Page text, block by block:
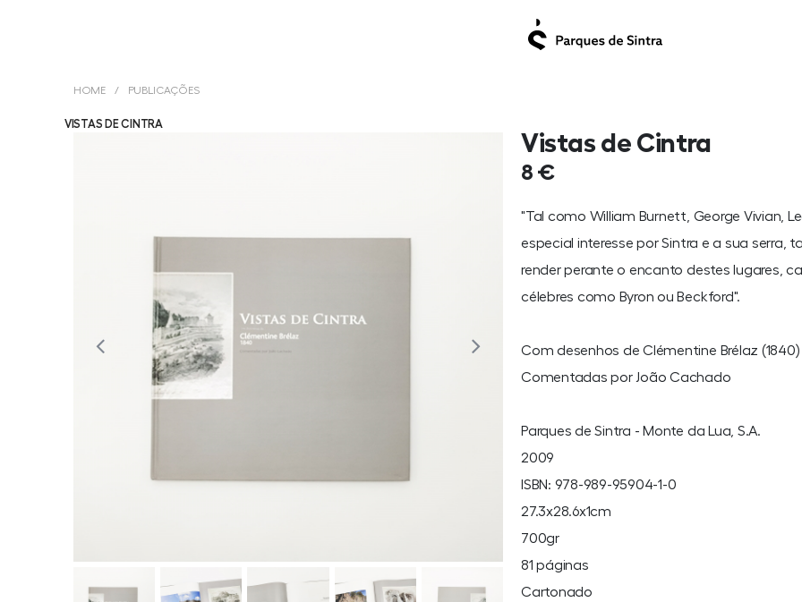
HOME PUBLICAÇÕES
VISTAS DE CINTRA
Vistas de Cintra
8 €
"Tal como William Burnett, George Vivian,
especial interesse por Sintra e a sua serra,
render perante o encanto destes lugares,
célebres como Byron ou Beckford".
Com desenhos de Clémentine Brélaz (1840)
Comentadas por João Cachado
Parques de Sintra - Monte da Lua, S.A.
2009
ISBN: 978-989-95904-1-0
27.3x28.6x1cm
700gr
81 páginas
Cartonado